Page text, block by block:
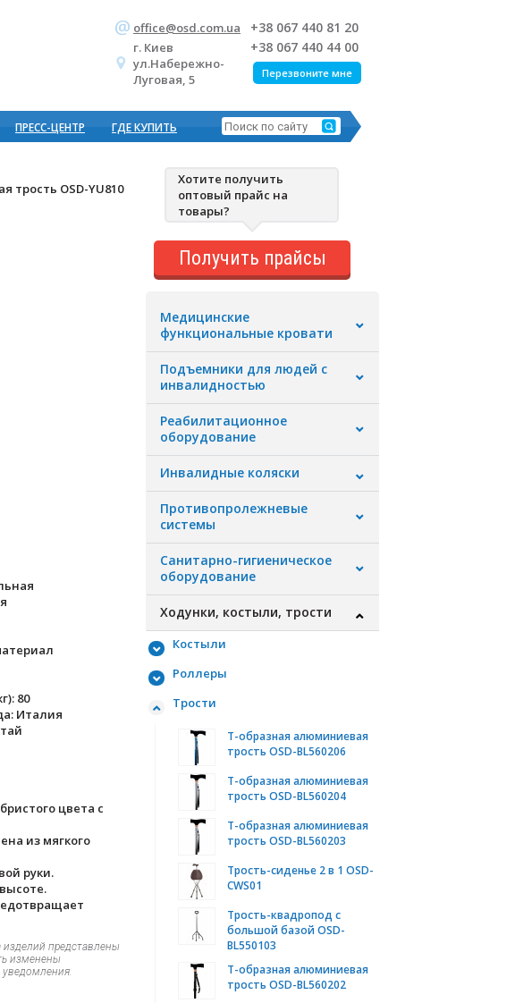
+38 067 440 81 20
+38 067 440 44 00
office@osd.com.ua
г. Киев
ул.Набережно-
Луговая, 5
Перезвоните мне
ПРЕСС-ЦЕНТР ГДЕ КУПИТЬ
трость OSD-YU810
80
Италия
цвета с
из мягкого
руки.
изделий представлены
изменены
уведомления.
Хотите получить
оптовый прайс на
товары?
Получить прайсы
Медицинские
функциональные кровати
Подъемники для людей с
инвалидностью
Реабилитационное
оборудование
Инвалидные коляски
Противопролежневые
системы
Санитарно-гигиеническое
оборудование
Ходунки, костыли, трости
Костыли
Роллеры
Трости
Т-образная алюминиевая
трость OSD-BL560206
Т-образная алюминиевая
трость OSD-BL560204
Т-образная алюминиевая
трость OSD-BL560203
Трость-сиденье 2 в 1 OSD-
CWS01
Трость-квадропод с
большой базой OSD-
BL550103
Т-образная алюминиевая
трость OSD-BL560202